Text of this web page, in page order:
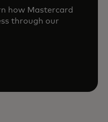
how Mastercard
through our